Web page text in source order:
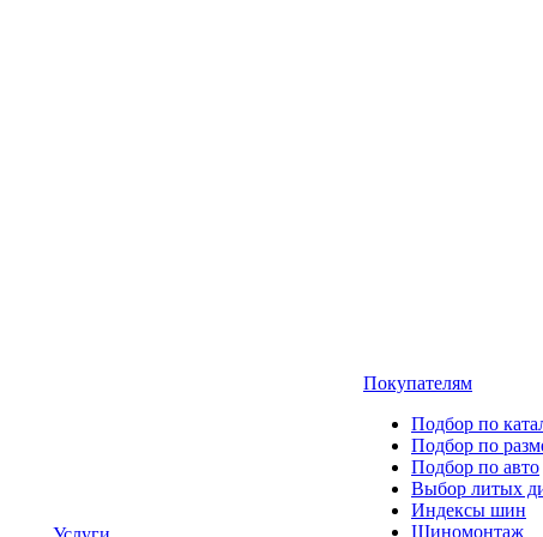
Покупателям
Подбор по
Подбор по
Подбор по авто
Выбор литых
Индексы шин
Шиномонтаж